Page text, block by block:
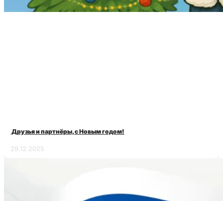
Друзья и партнёры, с Новым годом!
29.12.2025